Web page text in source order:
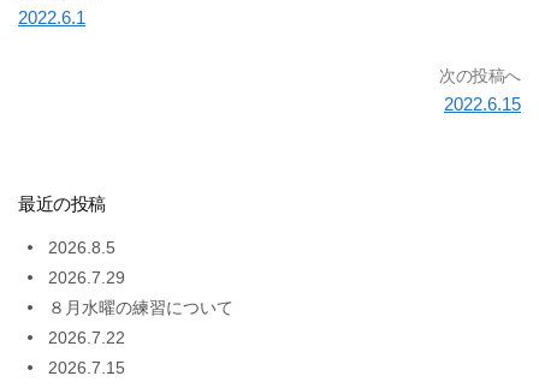
2022.6.1
次の投稿へ
2022.6.15
最近の投稿
2026.8.5
2026.7.29
８月水曜の練習について
2026.7.22
2026.7.15